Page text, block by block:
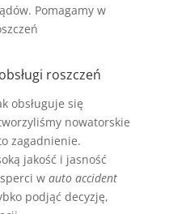
Pomagamy w
roszczeń
obsługuje się
nowatorskie
zagadnienie.
jakość i jasność
w auto accident
podjąć decyzję,